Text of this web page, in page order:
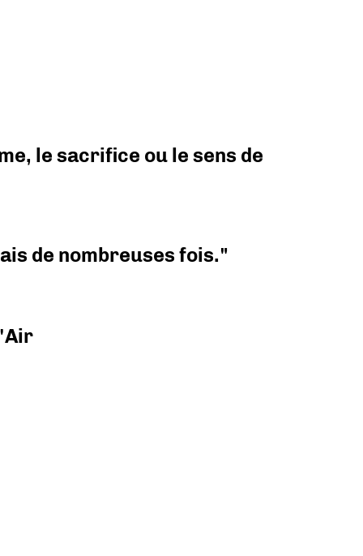
le sacrifice ou le sens de
de nombreuses fois."